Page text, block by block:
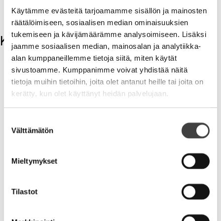
Käytämme evästeitä tarjoamamme sisällön ja mainosten
räätälöimiseen, sosiaalisen median ominaisuuksien
tukemiseen ja kävijämäärämme analysoimiseen. Lisäksi
jaamme sosiaalisen median, mainosalan ja analytiikka-
alan kumppaneillemme tietoja siitä, miten käytät
sivustoamme. Kumppanimme voivat yhdistää näitä
tietoja muihin tietoihin, joita olet antanut heille tai joita on
kerätty, kun olet käyttänyt heidän palvelujaan.
valinta
Välttämätön
Mieltymykset
Tilastot
V
Kommentit
Kirjoita kommentti
Aihe